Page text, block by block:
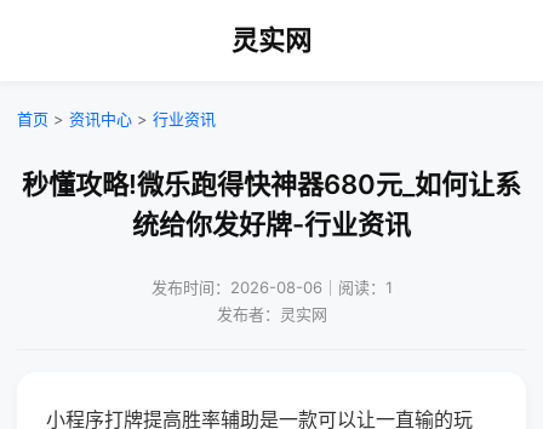
灵实网
首页 > 资讯中心 > 行业资讯
秒懂攻略!微乐跑得快神器680元_如何让系
统给你发好牌-行业资讯
发布时间：2026-08-06｜阅读：1
发布者：灵实网
小程序打牌提高胜率辅助是一款可以让一直输的玩